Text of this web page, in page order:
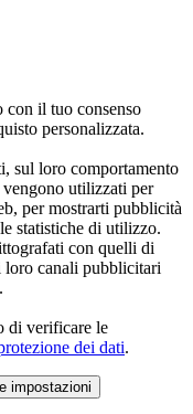
il tuo consenso
personalizzata.
sul loro comportamento
utilizzati per
per mostrarti pubblicità
statistiche di utilizzo.
con quelli di
loro canali pubblicitari
di verificare le
dei dati.
impostazioni